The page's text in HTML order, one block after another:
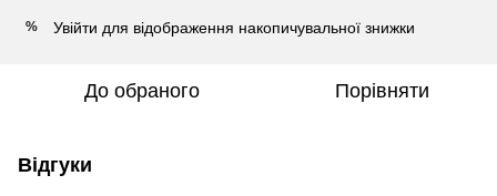
% Увійти для відображення накопичувальної знижки
До обраного Порівняти
Відгуки